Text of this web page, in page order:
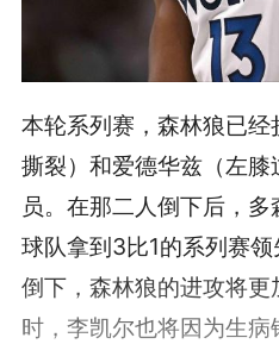
本轮系列赛，森林狼已
撕裂）和爱德华兹（左
员。在那二人倒下后，
球队拿到3比1的系列赛
倒下，森林狼的进攻将更
时，李凯尔也将因为生病